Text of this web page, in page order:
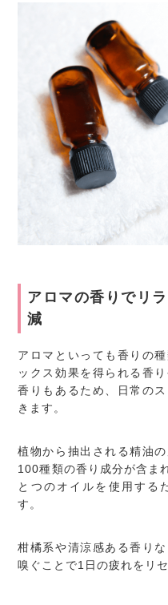
アロマの香りでリ
減
アロマといっても香りの
ックス効果を得られる香
香りもあるため、日常の
きます。
植物から抽出される精油
100種類の香り成分が含ま
とつのオイルを使用する
す。
柑橘系や清涼感ある香り
嗅ぐことで1日の疲れをリ